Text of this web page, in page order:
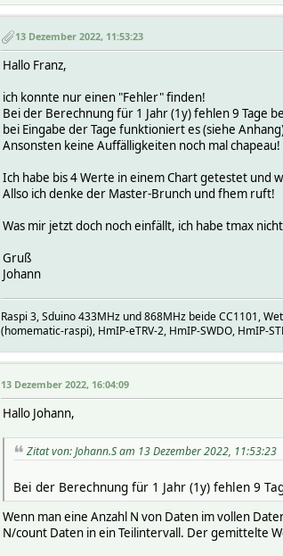
13 Dezember 2022, 11:53:23
Hallo Franz,
ich konnte nur einen "Fehler" finden!
Bei der Berechnung für 1 Jahr (1y) fehlen 9 Tage
bei Eingabe der Tage funktioniert es (siehe
Ansonsten keine Auffälligkeiten noch mal chapeau!
Ich habe bis 4 Werte in einem Chart getestet und
Allso ich denke der Master-Brunch und fhem ruft!
Was mir jetzt doch noch einfällt, ich habe tmax
Gruß
Johann
Raspi 3, Sduino 433MHz und 868MHz beide CC1101,
(homematic-raspi), HmIP-eTRV-2, HmIP-SWDO, HmIP-
13 Dezember 2022, 16:04:09
Hallo Johann,
Zitat von: Johann.S am 13 Dezember 2022, 11:53:23
Bei der Berechnung für 1 Jahr (1y) fehlen 9
Wenn man eine Anzahl N von Daten im vollen
N/count Daten in ein Teilintervall. Der gemittelte